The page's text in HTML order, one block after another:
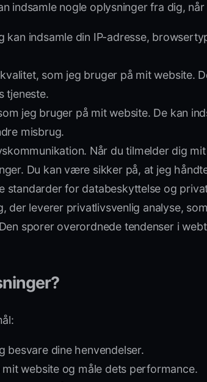
indsamle nogle oplysninger fra dig,
kan indsamle din IP-adresse,
som jeg bruger på mit website.
tjeneste.
jeg bruger på mit website. De kan
misbrug.
Når du tilmelder dig
Du kan være sikker på, at jeg
standarder for databeskyttelse og
der leverer privatlivsvenlig analyse,
sporer overordnede tendenser i
besvare dine henvendelser.
website og måle dets performance.